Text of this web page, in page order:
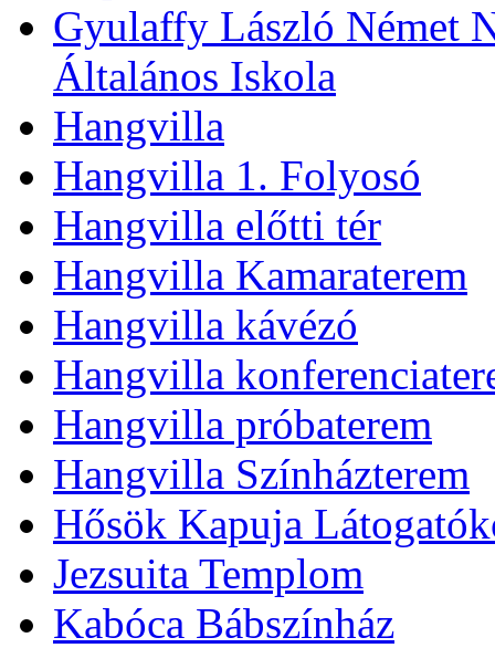
Gyulaffy László Német
Általános Iskola
Hangvilla
Hangvilla 1. Folyosó
Hangvilla előtti tér
Hangvilla Kamaraterem
Hangvilla kávézó
Hangvilla
Hangvilla próbaterem
Hangvilla Színházterem
Hősök Kapuja
Jezsuita Templom
Kabóca Bábszínház